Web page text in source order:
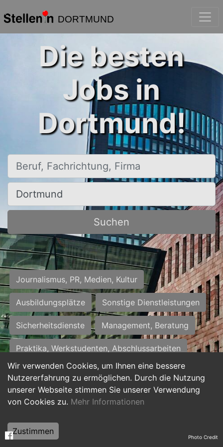
DORTMUND
Wir verwenden Cookies, um Ihnen eine bessere
Nutzererfahrung zu ermöglichen. Durch die Nutzung
unserer Webseite stimmen Sie unserer Verwendung
von Cookies zu. Mehr Informationen
Zustimmen
Die besten
Jobs in
Dortmund!
Beruf, Fachrichtung, Firma
Ort, Stadt
Suchen
Journalismus, PR, Medien, Kultur
Ausbildungsplätze Sonstige Dienstleistungen
Sicherheitsdienste Management, Beratung
Praktika, Werkstudenten, Abschlussarbeiten
Personalwesen Assistenz, Sekretariat
Hilfskräfte, Aushilfs- und Nebenjobs
Weiterbildung, Studium, duale Ausbildung Photo Credit